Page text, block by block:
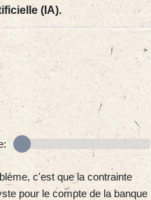
(IA).
c'est que la contrainte
pour le compte de la banque